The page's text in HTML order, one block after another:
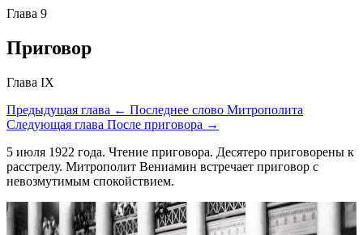
Глава 9
Приговор
Глава IX
Предыдущая глава ← Последнее слово Митрополита
Следующая глава После приговора →
5 июля 1922 года. Чтение приговора. Десятеро приговорены к
расстрелу. Митрополит Вениамин встречает приговор с
невозмутимым спокойствием.